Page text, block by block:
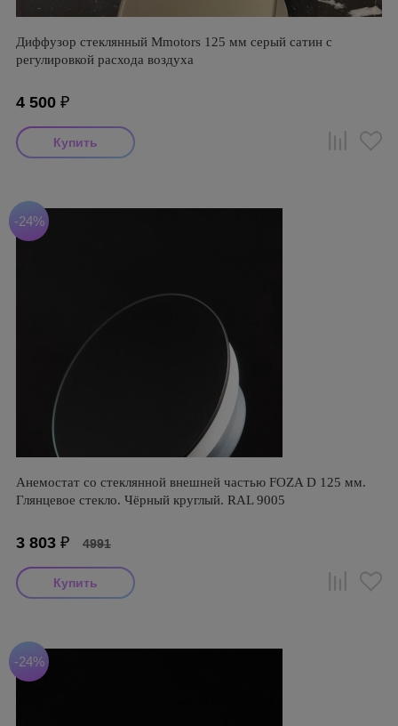
Диффузор стеклянный Mmotors 125 мм серый сатин с
регулировкой расхода воздуха
4 500 ₽
-24%
Анемостат со стеклянной внешней частью FOZA D 125 мм.
Глянцевое стекло. Чёрный круглый. RAL 9005
3 803 ₽ 4991
-24%